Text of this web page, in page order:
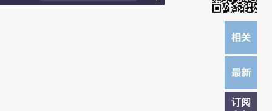
订阅